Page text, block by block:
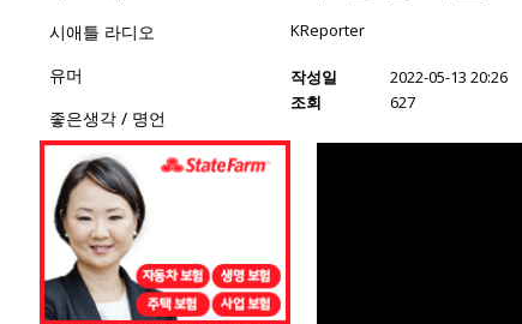
시애틀 라디오
유머
좋은생각 / 명언
KReporter
작성일
2022-05-13 20:26
조회
627